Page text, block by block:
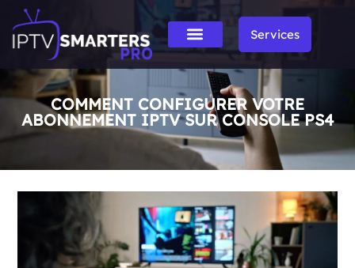
Services
COMMENT CONFIGURER VOTRE
ABONNEMENT IPTV SUR CONSOLE PS4